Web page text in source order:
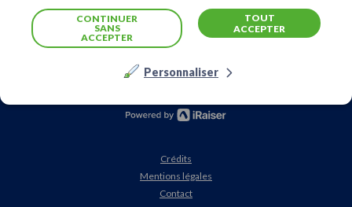
TOUT
ACCEPTER
CONTINUER
SANS
ACCEPTER
Personnaliser
Son fonctionnement s'appuie sur des logiciels Open
Source (Linux, Lighttpd, MySQL, PHP, Jelix).
Crédits
Mentions légales
Contact